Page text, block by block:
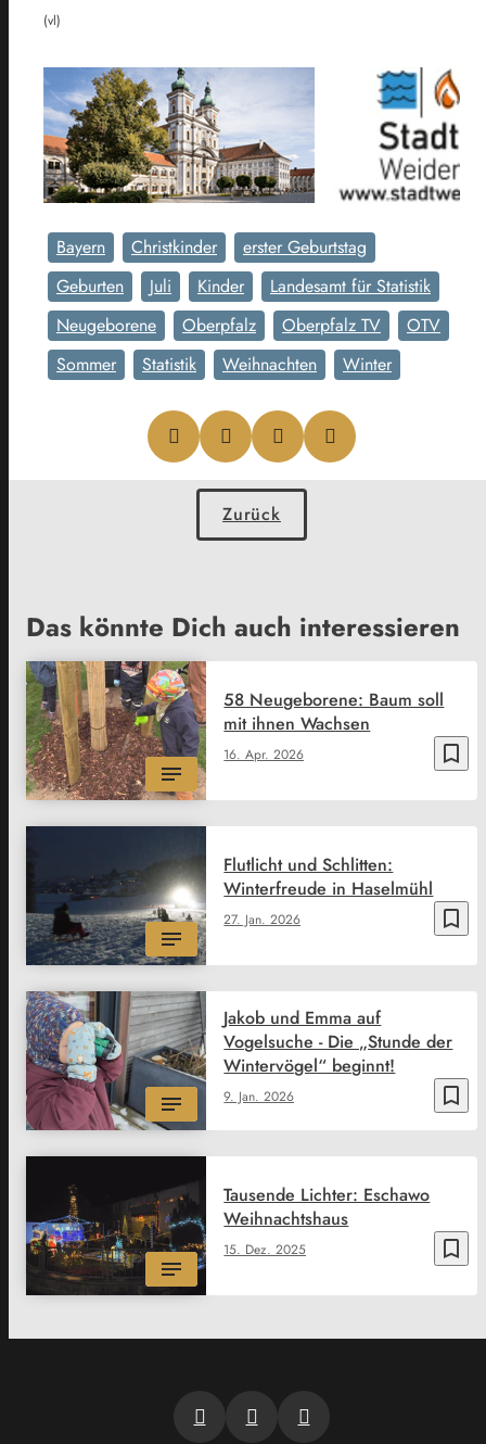
(vl)
Bayern Christkinder
erster Geburtstag
Geburten
Juli Kinder
Landesamt für Statistik
Neugeborene
Oberpfalz Oberpfalz TV
OTV
Sommer
Statistik Weihnachten Winter
Zurück
Das könnte Dich auch interessieren
bookmark_border
16. Apr. 2026
58 Neugeborene: Baum soll
mit ihnen Wachsen
bookmark_border
27. Jan. 2026
Flutlicht und Schlitten:
Winterfreude in Haselmühl
bookmark_border
9. Jan. 2026
Jakob und Emma auf
Vogelsuche - Die „Stunde der
Wintervögel“ beginnt!
bookmark_border
15. Dez. 2025
Tausende Lichter: Eschawo
Weihnachtshaus